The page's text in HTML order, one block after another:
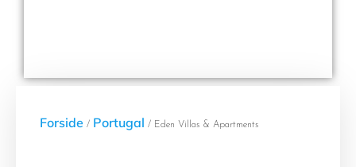
Forside / Portugal / Eden Villas & Apartments